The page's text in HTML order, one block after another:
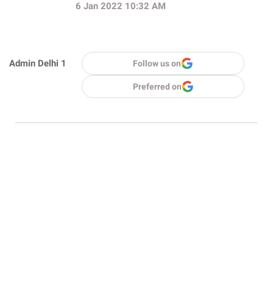
Admin Delhi 1
6 Jan 2022 10:32 AM
Follow us on
Preferred on